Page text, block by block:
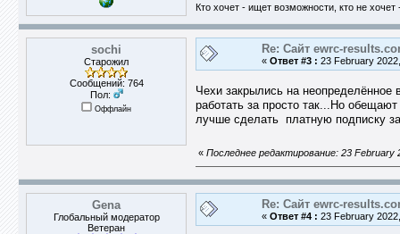
Кто хочет - ищет возможности, кто не
sochi
Старожил
Сообщений: 764
Пол:
Оффлайн
Re: Сайт ewrc-
« Ответ #3 : 23 February
Чехи закрылись на неопределённое
работать за просто так...Но
лучше сделать платную подписку
« Последнее редактирование: 23 February
Gena
Глобальный модератор
Ветеран
Re: Сайт ewrc-
« Ответ #4 : 23 February